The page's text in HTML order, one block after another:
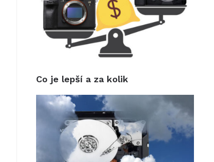
Co je lepší a za kolik